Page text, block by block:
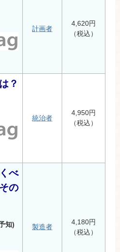
計画者
4,620円
（税込）
？
統治者
4,950円
（税込）
べ
の
知)
製造者
4,180円
（税込）